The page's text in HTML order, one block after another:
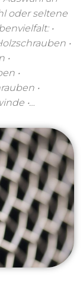
oder seltene
•
•
•
•
•
•…